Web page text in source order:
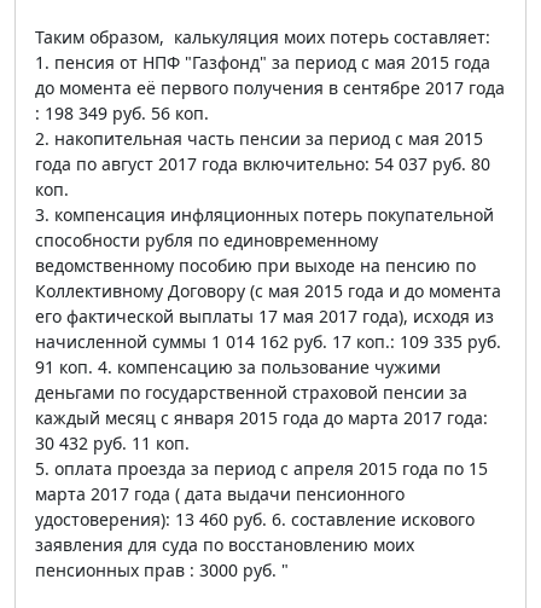
Таким образом, калькуляция моих потерь составляет:
1. пенсия от НПФ "Газфонд" за период с мая 2015 года
до момента её первого получения в сентябре 2017 года
: 198 349 руб. 56 коп.
2. накопительная часть пенсии за период с мая 2015
года по август 2017 года включительно: 54 037 руб. 80
коп.
3. компенсация инфляционных потерь покупательной
способности рубля по единовременному
ведомственному пособию при выходе на пенсию по
Коллективному Договору (с мая 2015 года и до момента
его фактической выплаты 17 мая 2017 года), исходя из
начисленной суммы 1 014 162 руб. 17 коп.: 109 335 руб.
91 коп. 4. компенсацию за пользование чужими
деньгами по государственной страховой пенсии за
каждый месяц с января 2015 года до марта 2017 года:
30 432 руб. 11 коп.
5. оплата проезда за период с апреля 2015 года по 15
марта 2017 года ( дата выдачи пенсионного
удостоверения): 13 460 руб. 6. составление искового
заявления для суда по восстановлению моих
пенсионных прав : 3000 руб. "